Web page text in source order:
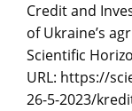
Credit and
of Ukraine’s
Scientific
URL: https://
26-5-2023/